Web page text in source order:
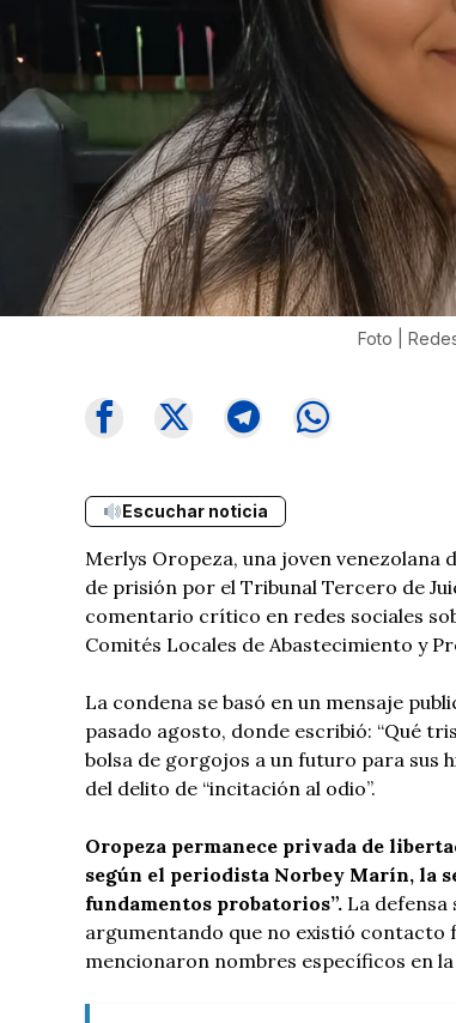
Foto |
Escuchar noticia
Merlys Oropeza, una joven venezolana
de prisión por el Tribunal Tercero de
comentario crítico en redes sociales
Comités Locales de Abastecimiento y
La condena se basó en un mensaje
pasado agosto, donde escribió: “Qué
bolsa de gorgojos a un futuro para sus
del delito de “incitación al odio”.
Oropeza permanece privada de
según el periodista Norbey Marín, la
fundamentos probatorios”. La defensa
argumentando que no existió contacto
mencionaron nombres específicos en